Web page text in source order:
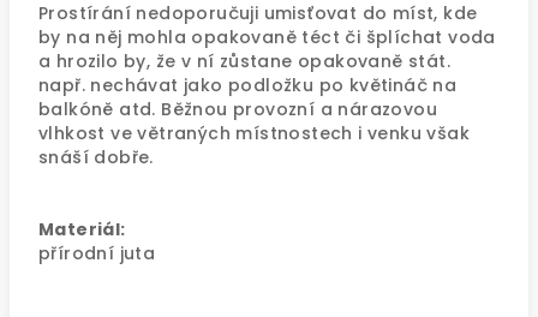
Prostírání nedoporučuji umisťovat do míst, kde
by na něj mohla opakovaně téct či šplíchat voda
a hrozilo by, že v ní zůstane opakovaně stát.
např. nechávat jako podložku po květináč na
balkóně atd. Běžnou provozní a nárazovou
vlhkost ve větraných místnostech i venku však
snáší dobře.
Materiál:
přírodní juta